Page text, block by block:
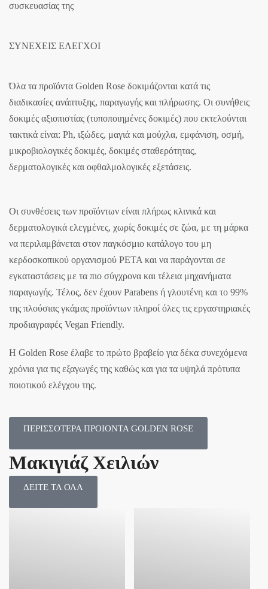
συσκευασίας της
ΣΥΝΕΧΕΙΣ ΕΛΕΓΧΟΙ
Όλα τα προϊόντα Golden Rose δοκιμάζονται κατά τις
διαδικασίες ανάπτυξης, παραγωγής και πλήρωσης. Οι συνήθεις
δοκιμές αξιοπιστίας (τυποποιημένες δοκιμές) που εκτελούνται
τακτικά είναι: Ph, ιξώδες, μαγιά και μούχλα, εμφάνιση, οσμή,
μικροβιολογικές δοκιμές, δοκιμές σταθερότητας,
δερματολογικές και οφθαλμολογικές εξετάσεις.
Οι συνθέσεις των προϊόντων είναι πλήρως κλινικά και
δερματολογικά ελεγμένες, χωρίς δοκιμές σε ζώα, με τη μάρκα
να περιλαμβάνεται στον παγκόσμιο κατάλογο του μη
κερδοσκοπικού οργανισμού PETA και να παράγονται σε
εγκαταστάσεις με τα πιο σύγχρονα και τέλεια μηχανήματα
παραγωγής. Τέλος, δεν έχουν Parabens ή γλουτένη και το 99%
της πλούσιας γκάμας προϊόντων πληροί όλες τις εργαστηριακές
προδιαγραφές Vegan Friendly.
Η Golden Rose έλαβε το πρώτο βραβείο για δέκα συνεχόμενα
χρόνια για τις εξαγωγές της καθώς και για τα υψηλά πρότυπα
ποιοτικού ελέγχου της.
ΠΕΡΙΣΣΟΤΕΡΑ ΠΡΟΙΟΝΤΑ GOLDEN ROSE
Μακιγιάζ Χειλιών
ΔΕΙΤΕ ΤΑ ΟΛΑ